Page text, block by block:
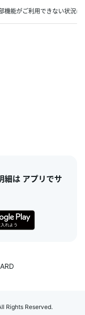
機能がご利用できない状況に
細は アプリでサ
Rights Reserved.